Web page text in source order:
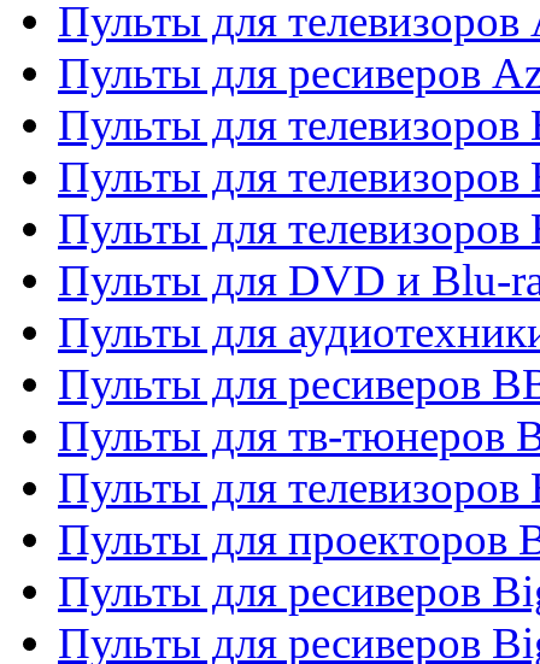
Пульты для телевизоров
Пульты для ресиверов
Пульты для
Пульты для
Пульты для
Пульты для DVD и Blu-
Пульты для
Пульты для ресиверов
Пульты для тв-тюнеров
Пульты для телевизоров
Пульты для проекторов
Пульты для ресиверов
Пульты для ресиверов